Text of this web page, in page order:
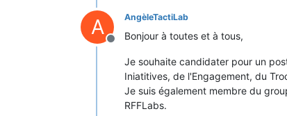
A
Hors-ligne
AngèleTactiLab
Bonjour à toutes et à tous,
Je souhaite candidater pour un
Iniatitives, de l'Engagement, du
Je suis également membre du
RFFLabs.